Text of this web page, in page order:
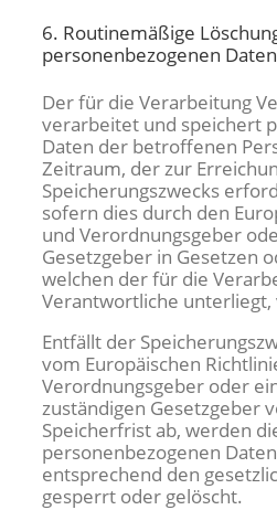
6. Routinemäßige
personenbezogenen Daten
Der für die Verarbeitung
verarbeitet und speichert
Daten der betroffenen
Zeitraum, der zur
Speicherungszwecks
sofern dies durch den
und Verordnungsgeber
Gesetzgeber in Gesetzen
welchen der für die
Verantwortliche
Entfällt der
vom Europäischen
Verordnungsgeber oder
zuständigen Gesetzgeber
Speicherfrist ab, werden
personenbezogenen
entsprechend den
gesperrt oder gelöscht.